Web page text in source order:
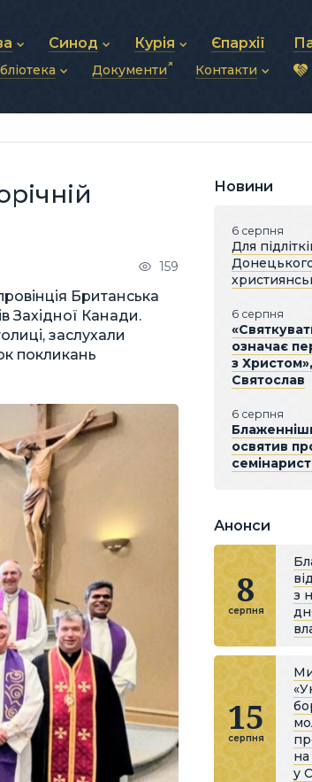
Святослав
Синод
Синод Єпископів
Митрополичі Синоди
Курія
Душпастирська рада
Зв’язки та комунікації
Єпархії
Документи Контакти
Синоди Єпископів
Патріарша курія
159
Британська
Західної Канади.
заслухали
покликань
Новини
6 серпня
Для
6 серпня
означає
з
Святослав
6 серпня
освятив
Анонси
8
серпня
з
15
серпня
на
у